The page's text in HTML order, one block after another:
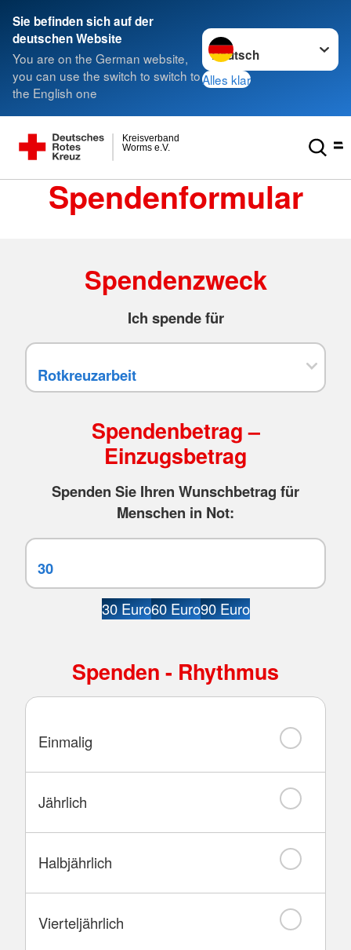
Sie befinden sich auf der
deutschen Website
You are on the German website,
you can use the switch to switch to
the English one
Sprache wechseln zu
Alles klar
Worms e.V.
Kreisverband
Spendenformular
Spendenzweck
Ich spende für
Spendenbetrag –
Einzugsbetrag
Spenden Sie Ihren Wunschbetrag für
Menschen in Not:
30 Euro60 Euro90 Euro
Spenden - Rhythmus
Einmalig
Jährlich
Halbjährlich
Vierteljährlich